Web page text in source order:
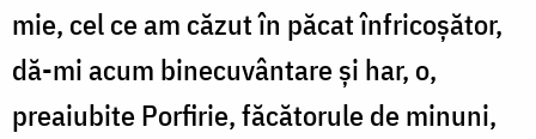
mie, cel ce am căzut în păcat înfricoșător,
dă-mi acum binecuvântare și har, o,
preaiubite Porfirie, făcătorule de minuni,